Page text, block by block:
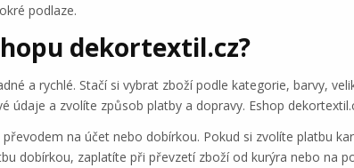
podlaze.
dekortextil.cz?
a rychlé. Stačí si vybrat zboží podle kategorie, barvy,
údaje a zvolíte způsob platby a dopravy. Eshop
na účet nebo dobírkou. Pokud si zvolíte platbu
dobírkou, zaplatíte při převzetí zboží od kurýra nebo na